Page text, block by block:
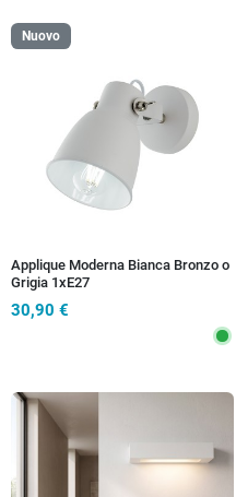
Nuovo
Applique Moderna Bianca Bronzo o
Grigia 1xE27
30,90 €